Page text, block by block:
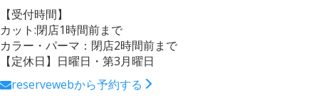
【受付時間】
カット:閉店1時間前まで
カラー・パーマ：閉店2時間前まで
【定休日】日曜日・第3月曜日
reservewebから予約する